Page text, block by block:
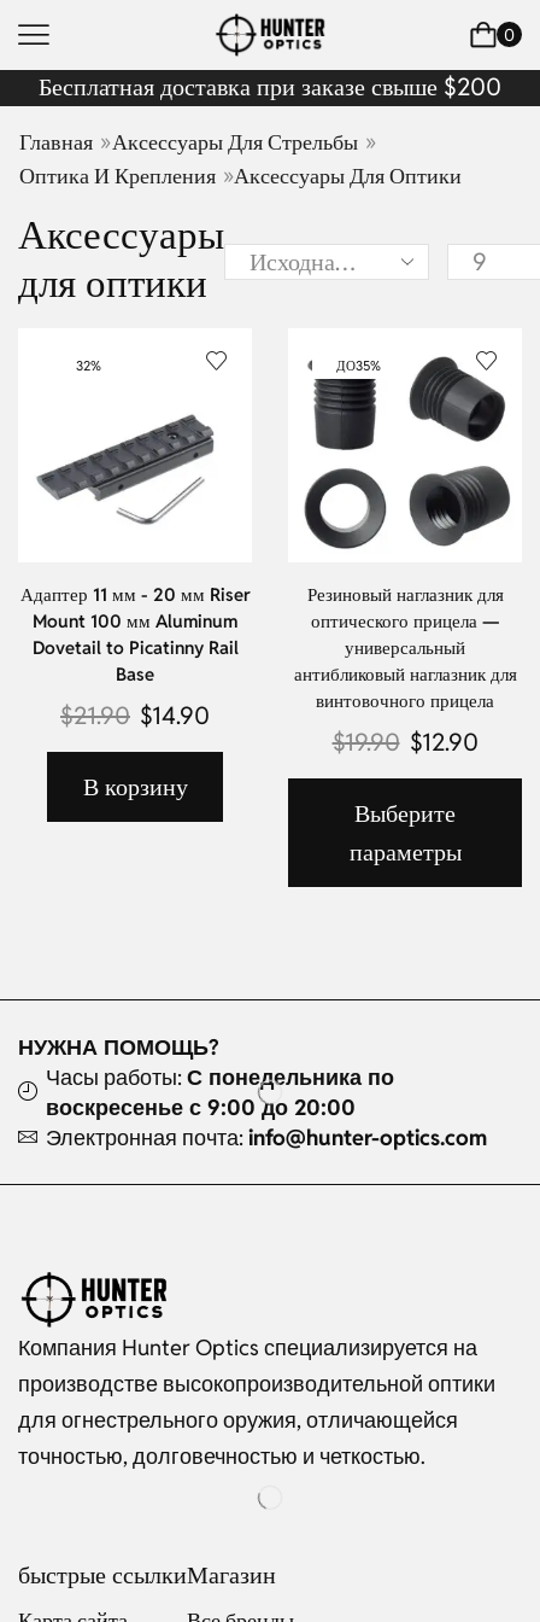
0
Бесплатная доставка при заказе свыше $200
Главная »Аксессуары Для Стрельбы »
Оптика И Крепления »Аксессуары Для Оптики
Аксессуары
для оптики
32%
Адаптер 11 мм - 20 мм Riser
Mount 100 мм Aluminum
Dovetail to Picatinny Rail
Base
$21.90 $14.90
В корзину
ДО35%
Резиновый наглазник для
оптического прицела —
универсальный
антибликовый наглазник для
винтовочного прицела
$19.90 $12.90
Выберите
параметры
НУЖНА ПОМОЩЬ?
Часы работы: С понедельника по
воскресенье с 9:00 до 20:00
Электронная почта: info@hunter-optics.com
Компания Hunter Optics специализируется на
производстве высокопроизводительной оптики
для огнестрельного оружия, отличающейся
точностью, долговечностью и четкостью.
быстрые ссылкиМагазин